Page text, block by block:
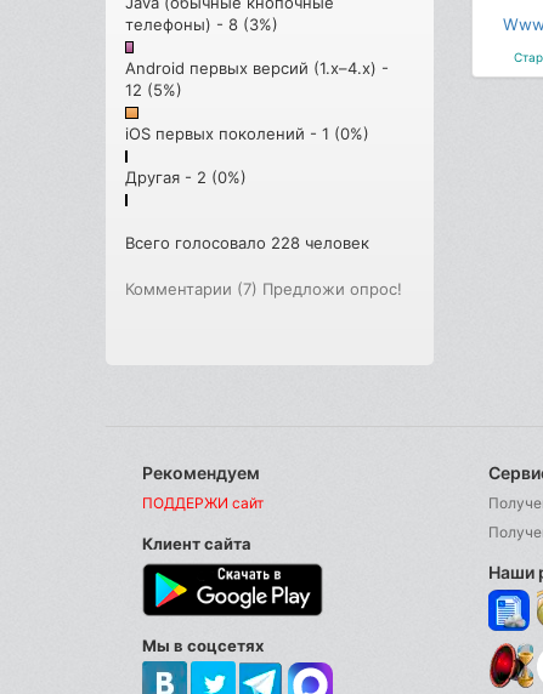
телефоны) - 8 (3%)
Android первых версий (1.x–4.x) -
12 (5%)
iOS первых поколений - 1 (0%)
Другая - 2 (0%)
Всего голосовало 228 человек
Комментарии (7) Предложи опрос!
Рекомендуем
ПОДДЕРЖИ сайт
Клиент сайта
Мы в соцсетях
Наши